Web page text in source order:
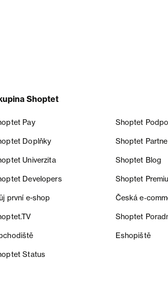
Shoptet
Pay Shoptet
Doplňky Shoptet
Univerzita Shoptet Blog
Developers Shoptet
první e-shop Česká
Shoptet
Eshopiště
Status